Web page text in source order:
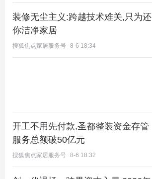
装修无尘主义:跨越技术难关,只为还
你洁净家居
搜狐焦点家居服务号 8-6 18:34
开工不用先付款,圣都整装资金存管
服务总额破50亿元
搜狐焦点家居服务号 8-6 18:32